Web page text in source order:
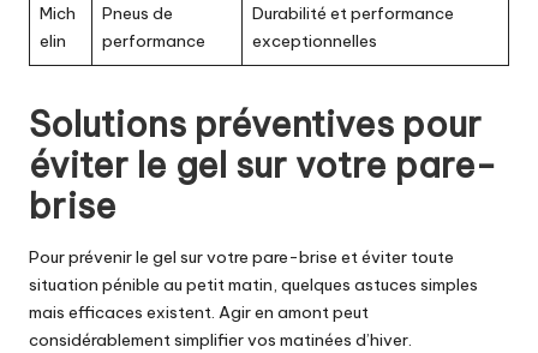
Mich
elin
Pneus de
performance
Durabilité et performance
exceptionnelles
Solutions préventives pour
éviter le gel sur votre pare-
brise
Pour prévenir le gel sur votre pare-brise et éviter toute
situation pénible au petit matin, quelques astuces simples
mais efficaces existent. Agir en amont peut
considérablement simplifier vos matinées d’hiver.